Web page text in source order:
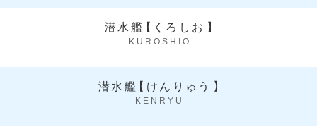
潜水艦【 くろしお 】
KUROSHIO
潜水艦【 けんりゅう 】
KENRYU